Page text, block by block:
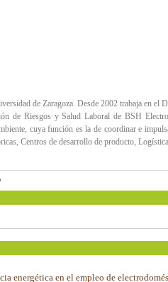
de Zaragoza. Desde 2002 trabaja en el
de Riesgos y Salud Laboral de BSH
cuya función es la de coordinar e
Centros de desarrollo de producto,
energética en el empleo de